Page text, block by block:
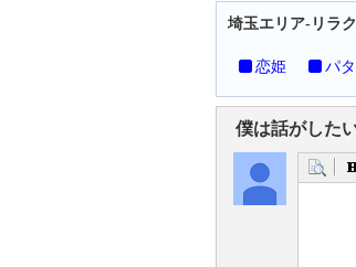
埼玉エリア-リラ
恋姫 パ
僕は話がした